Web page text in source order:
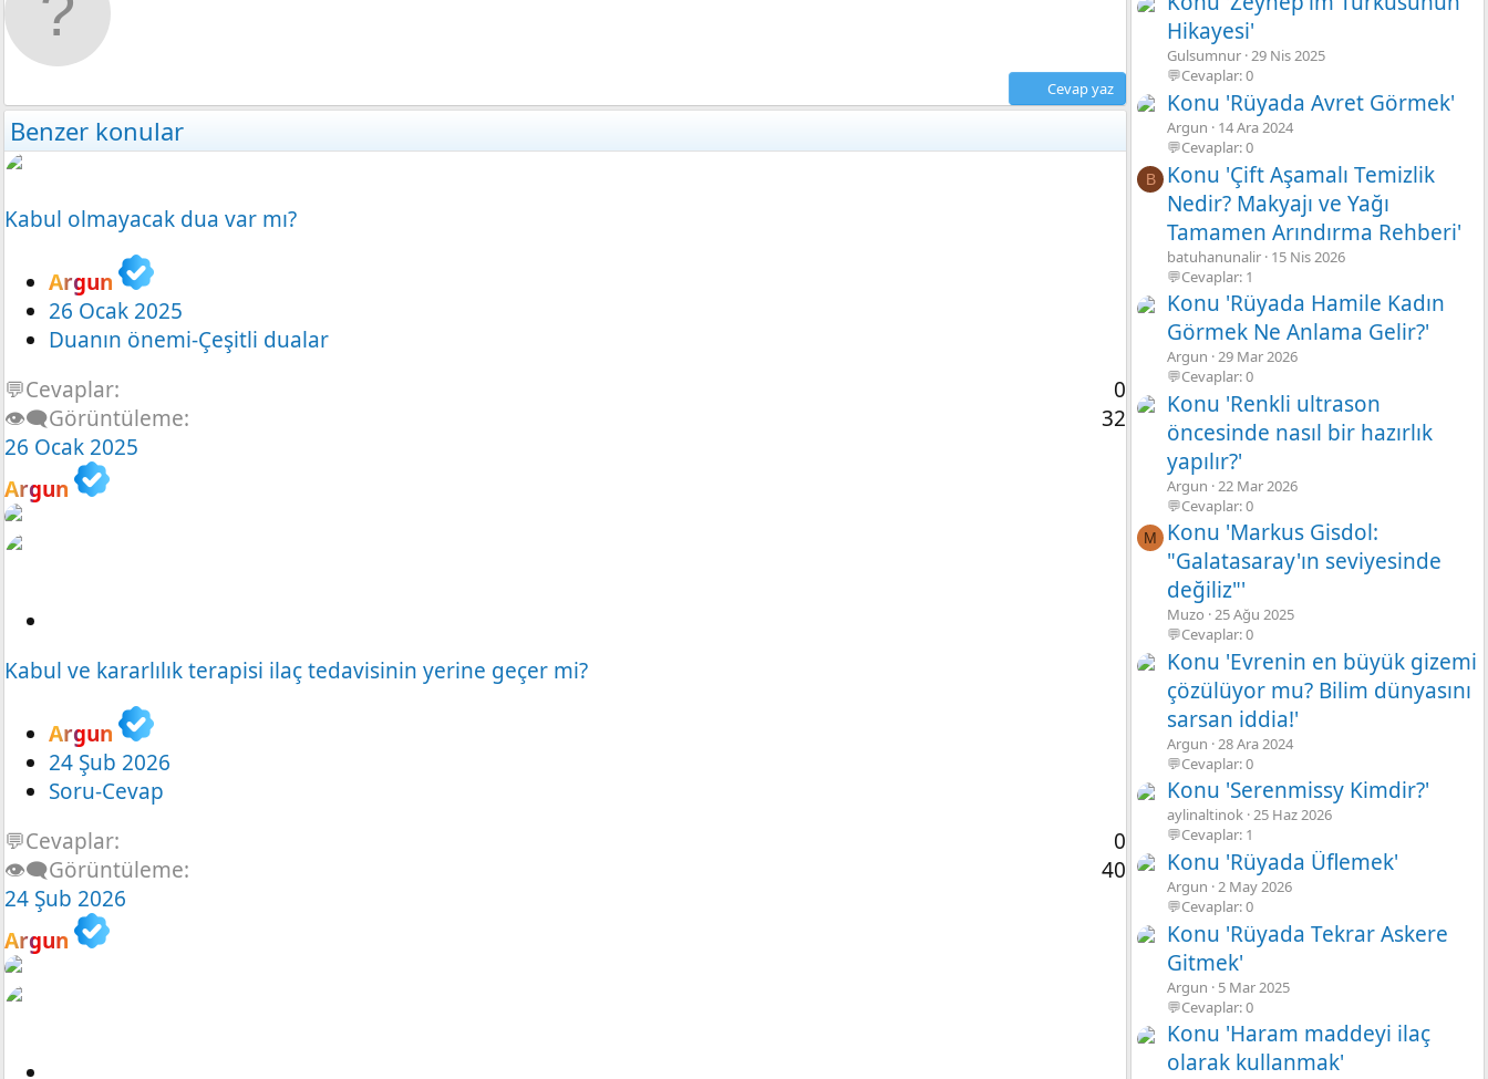
Cevap yaz
Benzer konular
Kabul olmayacak dua var mı?
Argun
26 Ocak 2025
Duanın önemi-Çeşitli dualar
💬Cevaplar
0
👁️‍🗨️Görüntüleme
32
26 Ocak 2025
Argun
r
Kabul ve kararlılık terapisi ilaç tedavisinin yerine geçer mi?
Argun
24 Şub 2026
Soru-Cevap
💬Cevaplar
0
👁️‍🗨️Görüntüleme
40
24 Şub 2026
Argun
Hikayesi'
Gulsumnur 29 Nis 2025
💬Cevaplar: 0
Konu 'Rüyada Avret Görmek'
Argun
14 Ara 2024
💬Cevaplar: 0
B
Konu 'Çift Aşamalı Temizlik
Nedir? Makyajı ve Yağı
Tamamen Arındırma Rehberi'
batuhanunalir 15 Nis 2026
💬Cevaplar: 1
Konu 'Rüyada Hamile Kadın
Görmek Ne Anlama Gelir?'
Argun 29 Mar 2026
💬Cevaplar: 0
Konu 'Renkli ultrason
öncesinde nasıl bir hazırlık
yapılır?'
Argun 22 Mar 2026
💬Cevaplar: 0
M
Konu 'Markus Gisdol:
"Galatasaray'ın seviyesinde
değiliz"'
Muzo 25 Ağu 2025
💬Cevaplar: 0
Konu 'Evrenin en büyük gizemi
çözülüyor mu? Bilim dünyasını
sarsan iddia!'
Argun 28 Ara 2024
💬Cevaplar: 0
Konu 'Serenmissy Kimdir?'
aylinaltinok 25 Haz 2026
💬Cevaplar: 1
Konu 'Rüyada Üflemek'
Argun 2 May 2026
💬Cevaplar: 0
Konu 'Rüyada Tekrar Askere
Gitmek'
Argun
5 Mar 2025
💬Cevaplar: 0
Konu 'Haram maddeyi ilaç
olarak kullanmak'